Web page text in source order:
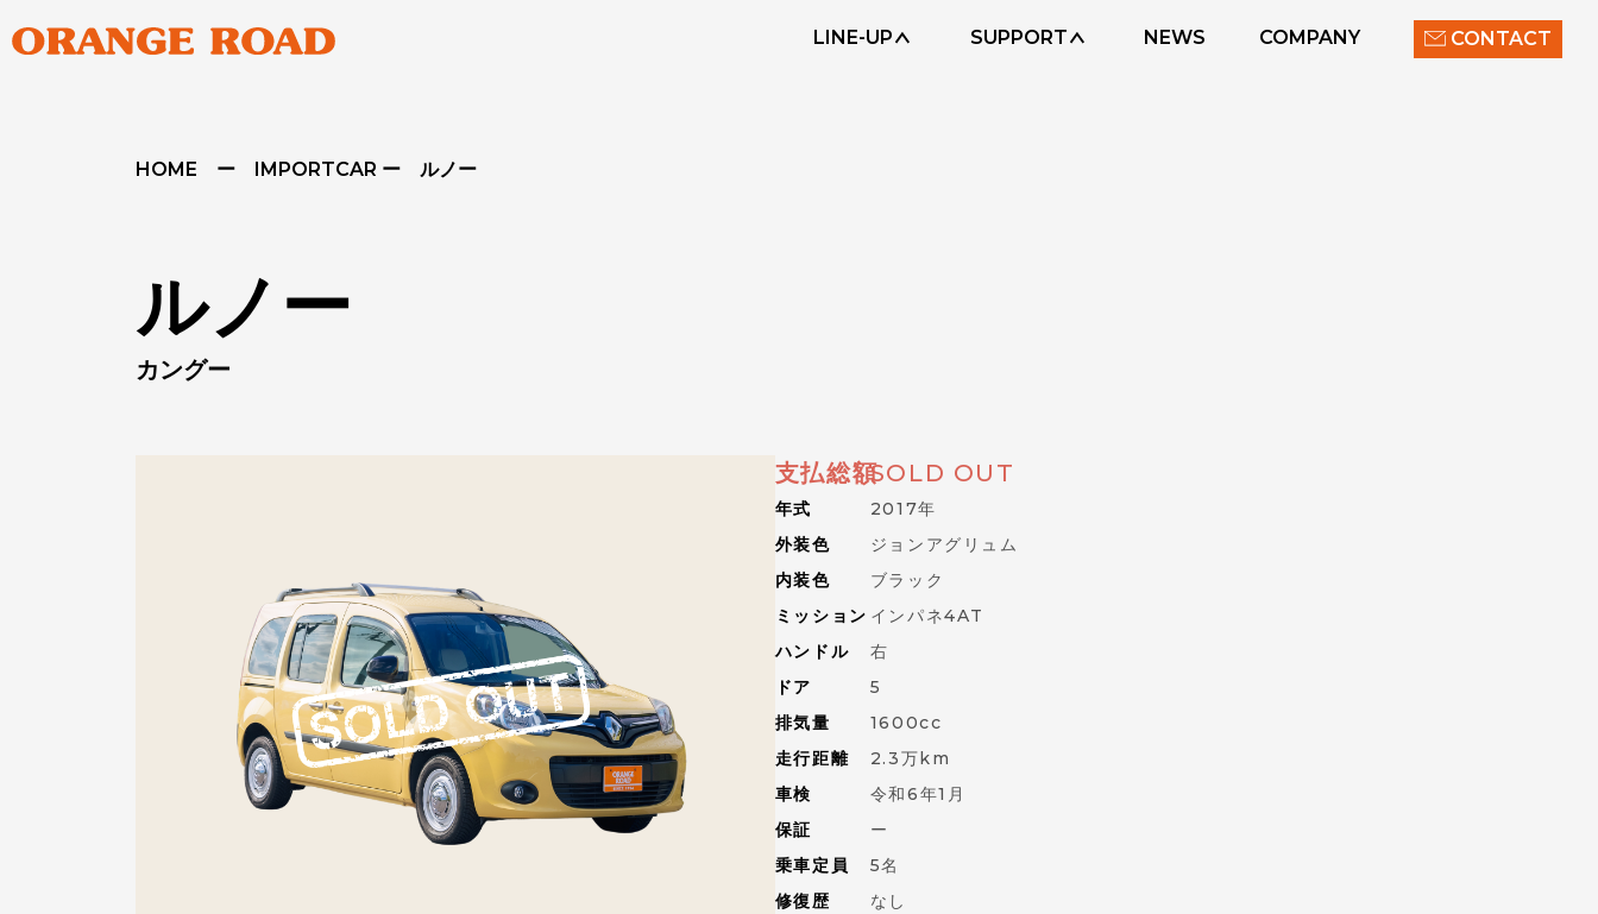
LINE-UP SUPPORT NEWS COMPANY CONTACT
HOME ー IMPORTCAR ー ルノー
ルノー
カングー
支払総額
年式
外装色
内装色
ミッション
ハンドル
ドア
排気量
走行距離
車検
保証
乗車定員
修復歴
SOLD OUT
2017年
ジョンアグリュム
ブラック
インパネ4AT
右
5
1600cc
2.3万km
令和6年1月
ー
5名
なし